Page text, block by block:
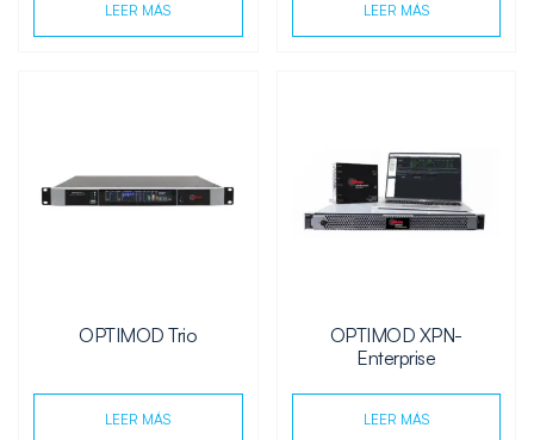
LEER MÁS LEER MÁS
OPTIMOD Trio
LEER MÁS
OPTIMOD XPN-
Enterprise
LEER MÁS